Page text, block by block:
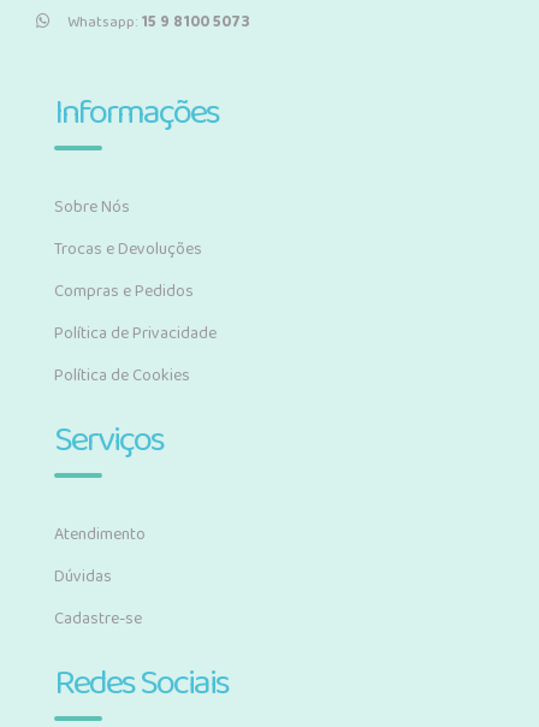
Whatsapp:15 9 8100 5073
Informações
Sobre Nós
Trocas e Devoluções
Compras e Pedidos
Política de Privacidade
Política de Cookies
Serviços
Atendimento
Dúvidas
Cadastre-se
Redes Sociais